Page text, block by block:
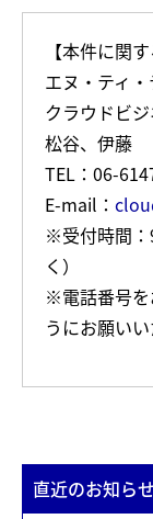
【本件に関
エヌ・ティ
クラウドビ
松谷、伊藤
TEL：06-
E-mail：
※受付時間：
く）
※電話番号を
うにお願いい
直近のお知ら